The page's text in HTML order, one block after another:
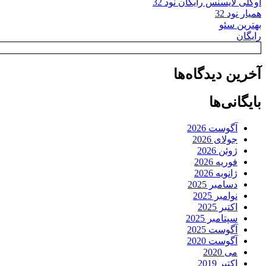
همیار نود 32
بهترین سئو
رایگان
آخرین دیدگاه‌ها
بایگانی‌ها
آگوست 2026
جولای 2026
ژوئن 2026
فوریه 2026
ژانویه 2026
دسامبر 2025
نوامبر 2025
اکتبر 2025
سپتامبر 2025
آگوست 2025
آگوست 2020
می 2020
اکتبر 2019